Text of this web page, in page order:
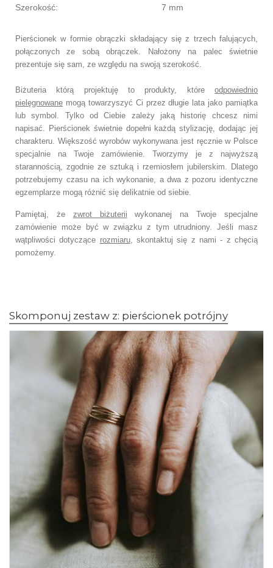
Szerokość:
7 mm
Pierścionek w formie obrączki składający się z trzech falujących,
połączonych ze sobą obrączek.
Nałożony na palec świetnie
prezentuje się sam, ze względu na swoją szerokość.
Biżuteria którą projektuję to produkty, które odpowiednio
pielęgnowane mogą towarzyszyć Ci przez długie lata jako pamiątka
lub symbol. Tylko od Ciebie zależy jaką historię chcesz nimi
napisać. Pierścionek świetnie dopełni każdą stylizację, dodając jej
charakteru. Większość wyrobów wykonywana jest ręcznie w Polsce
specjalnie na Twoje zamówienie. Tworzymy je z najwyższą
starannością, zgodnie ze sztuką i rzemiosłem jubilerskim. Dlatego
potrzebujemy czasu na ich wykonanie, a dwa z pozoru identyczne
egzemplarze mogą różnić się delikatnie od siebie.
Pamiętaj, że zwrot biżuterii wykonanej na Twoje specjalne
zamówienie może być w związku z tym utrudniony. Jeśli masz
wątpliwości dotyczące rozmiaru,skontaktuj się z nami - z chęcią
pomożemy.
Skomponuj zestaw z: pierścionek potrójny